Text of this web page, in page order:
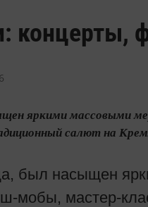
концерты,
яркими
салют на
был насыщен
мобы, мастер-